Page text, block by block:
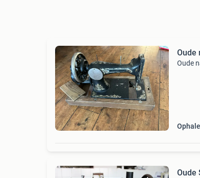
Oude
Oude
Oude